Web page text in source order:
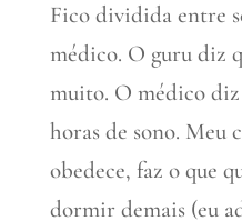
Fico dividida entre
médico. O guru diz
muito. O médico
horas de sono. Meu
obedece, faz o que
dormir demais (eu